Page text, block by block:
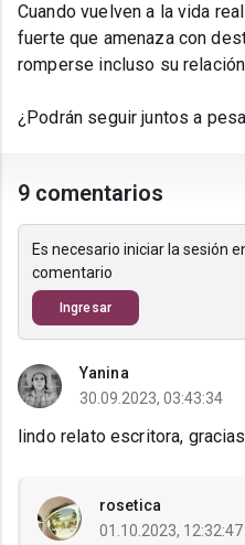
Cuando vuelven a la vida
fuerte que amenaza con
romperse incluso su
¿Podrán seguir juntos a
9 comentarios
Es necesario iniciar la sesión
comentario
Ingresar
Yanina
30.09.2023, 03:43:34
lindo relato escritora,
rosetica
01.10.2023, 12:32:47